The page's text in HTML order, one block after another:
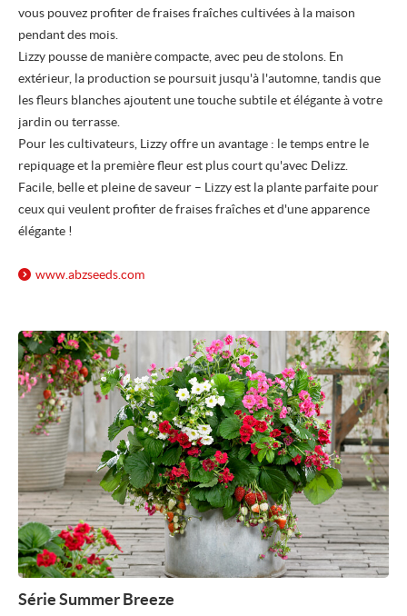
vous pouvez profiter de fraises fraîches cultivées à la maison
pendant des mois.
Lizzy pousse de manière compacte, avec peu de stolons. En
extérieur, la production se poursuit jusqu'à l'automne, tandis que
les fleurs blanches ajoutent une touche subtile et élégante à votre
jardin ou terrasse.
Pour les cultivateurs, Lizzy offre un avantage : le temps entre le
repiquage et la première fleur est plus court qu'avec Delizz.
Facile, belle et pleine de saveur – Lizzy est la plante parfaite pour
ceux qui veulent profiter de fraises fraîches et d'une apparence
élégante !
www.abzseeds.com
Série Summer Breeze